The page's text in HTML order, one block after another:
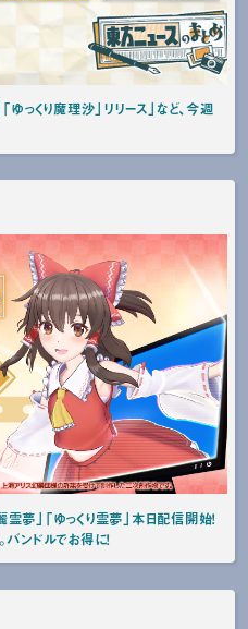
っくり魔理沙」リリース」など、今週
「ゆっくり霊夢」本日配信開始！
ンドルでお得に！